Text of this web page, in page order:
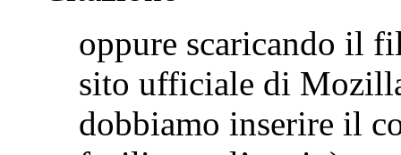
oppure scaricando il
sito ufficiale di
dobbiamo inserire il